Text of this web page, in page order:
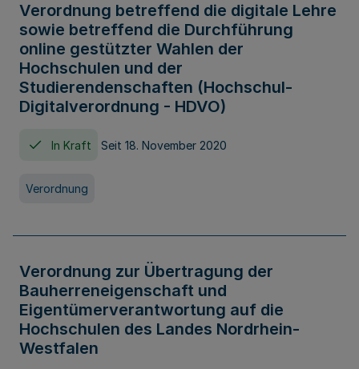
Verordnung betreffend die digitale Lehre
sowie betreffend die Durchführung
online gestützter Wahlen der
Hochschulen und der
Studierendenschaften (Hochschul-
Digitalverordnung - HDVO)
In Kraft Seit 18. November 2020
Verordnung
Verordnung zur Übertragung der
Bauherreneigenschaft und
Eigentümerverantwortung auf die
Hochschulen des Landes Nordrhein-
Westfalen